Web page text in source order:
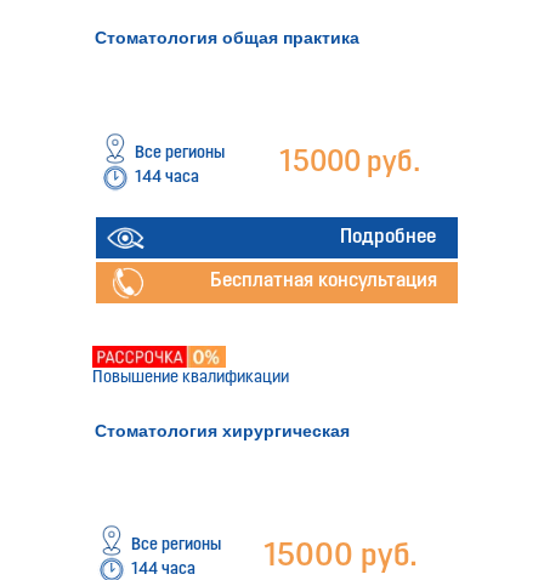
Стоматология общая практика
144 часа 15000 руб.
Все регионы
Бесплатная консультация
Стоматология хирургическая
144 часа 15000 руб.
Все регионы
Повышение квалификации
Подробнее